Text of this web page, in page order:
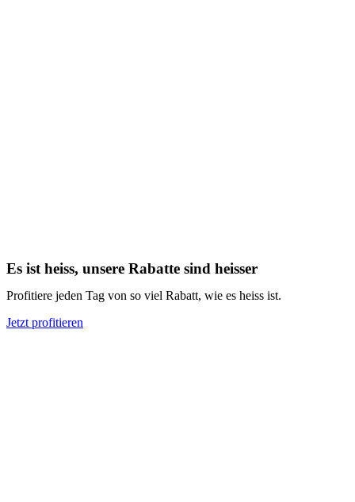
Es ist heiss, unsere Rabatte sind heisser
Profitiere jeden Tag von so viel Rabatt, wie es heiss ist.
Jetzt profitieren